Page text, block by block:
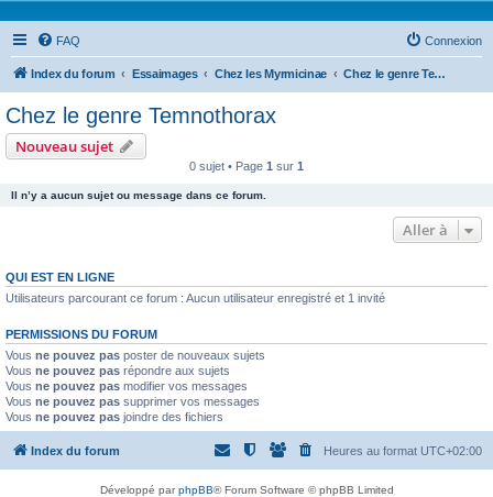
FAQ Connexion
Index du forum Essaimages Chez les Myrmicinae Chez le genre Temnothorax
Chez le genre Temnothorax
Nouveau sujet
0 sujet • Page 1 sur 1
Il n’y a aucun sujet ou message dans ce forum.
Aller à
QUI EST EN LIGNE
Utilisateurs parcourant ce forum : Aucun utilisateur enregistré et 1 invité
PERMISSIONS DU FORUM
Vous ne pouvez pas poster de nouveaux sujets
Vous ne pouvez pas répondre aux sujets
Vous ne pouvez pas modifier vos messages
Vous ne pouvez pas supprimer vos messages
Vous ne pouvez pas joindre des fichiers
Index du forum Heures au format UTC+02:00
Développé parphpBB® Forum Software © phpBB Limited